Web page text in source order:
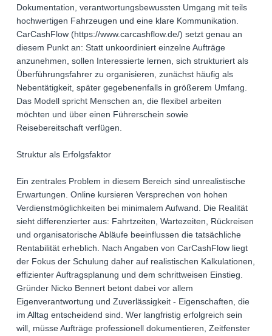
Dokumentation, verantwortungsbewussten Umgang mit teils
hochwertigen Fahrzeugen und eine klare Kommunikation.
CarCashFlow (https://www.carcashflow.de/) setzt genau an
diesem Punkt an: Statt unkoordiniert einzelne Aufträge
anzunehmen, sollen Interessierte lernen, sich strukturiert als
Überführungsfahrer zu organisieren, zunächst häufig als
Nebentätigkeit, später gegebenenfalls in größerem Umfang.
Das Modell spricht Menschen an, die flexibel arbeiten
möchten und über einen Führerschein sowie
Reisebereitschaft verfügen.
Struktur als Erfolgsfaktor
Ein zentrales Problem in diesem Bereich sind unrealistische
Erwartungen. Online kursieren Versprechen von hohen
Verdienstmöglichkeiten bei minimalem Aufwand. Die Realität
sieht differenzierter aus: Fahrtzeiten, Wartezeiten, Rückreisen
und organisatorische Abläufe beeinflussen die tatsächliche
Rentabilität erheblich. Nach Angaben von CarCashFlow liegt
der Fokus der Schulung daher auf realistischen Kalkulationen,
effizienter Auftragsplanung und dem schrittweisen Einstieg.
Gründer Nicko Bennert betont dabei vor allem
Eigenverantwortung und Zuverlässigkeit - Eigenschaften, die
im Alltag entscheidend sind. Wer langfristig erfolgreich sein
will, müsse Aufträge professionell dokumentieren, Zeitfenster